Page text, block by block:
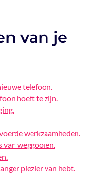
van je
telefoon.
hoeft te zijn.
werkzaamheden.
weggooien.
plezier van hebt.